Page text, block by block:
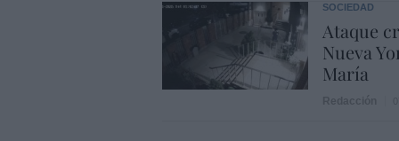
SOCIEDAD
Ataque
Nueva
María